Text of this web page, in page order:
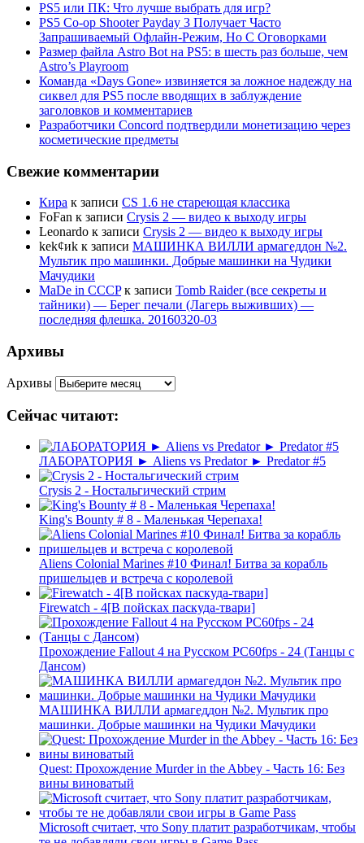
PS5 или ПК: Что лучше выбрать для игр?
PS5 Co-op Shooter Payday 3 Получает Часто
Запрашиваемый Офлайн-Режим, Но С Оговорками
Размер файла Astro Bot на PS5: в шесть раз больше, чем
Astro’s Playroom
Команда «Days Gone» извиняется за ложное надежду на
сиквел для PS5 после вводящих в заблуждение
заголовков и комментариев
Разработчики Concord подтвердили монетизацию через
косметические предметы
Свежие комментарии
Кира к записи CS 1.6 не стареющая классика
FoFan к записи Crysis 2 — видео к выходу игры
Leonardo к записи Crysis 2 — видео к выходу игры
kek¢иk к записи МАШИНКА ВИЛЛИ армагеддон №2.
Мультик про машинки. Добрые машинки на Чудики
Мачудики
MaDe in CCCPк записи Tomb Raider (все секреты и
тайники) — Берег печали (Лагерь выживших) —
последняя флешка. 20160320-03
Архивы
Архивы
Сейчас читают:
ЛАБОРАТОРИЯ ► Aliens vs Predator ► Predator #5
Crysis 2 - Ностальгический стрим
King's Bounty # 8 - Маленькая Черепаха!
Aliens Colonial Marines #10 Финал! Битва за корабль
пришельцев и встреча с королевой
Firewatch - 4[В пойсках паскуда-твари]
Прохождение Fallout 4 на Русском PС60fps - 24 (Танцы с
Дансом)
МАШИНКА ВИЛЛИ армагеддон №2. Мультик про
машинки. Добрые машинки на Чудики Мачудики
Quest: Прохождение Murder in the Abbey - Часть 16: Без
вины виноватый
Microsoft считает, что Sony платит разработчикам, чтобы